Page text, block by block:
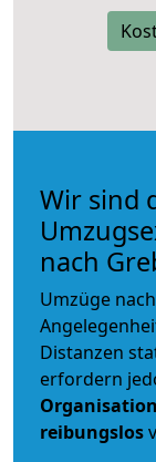
Wir sind
nach
Umzüge
Distanzen
erfordern
Organisation
reibungslos